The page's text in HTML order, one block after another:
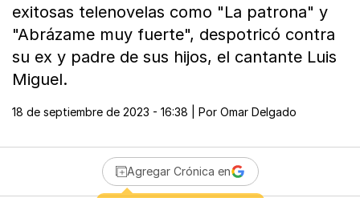
exitosas telenovelas como "La patrona" y
"Abrázame muy fuerte", despotricó contra
su ex y padre de sus hijos, el cantante Luis
Miguel.
18 de septiembre de 2023 - 16:38 | Por Omar Delgado
Agregar Crónica en